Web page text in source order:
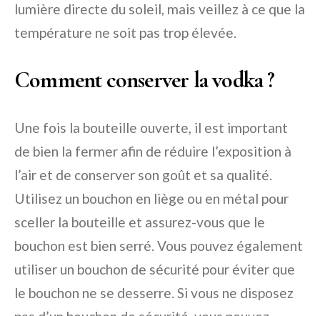
lumière directe du soleil, mais veillez à ce que la
température ne soit pas trop élevée.
Comment conserver la vodka ?
Une fois la bouteille ouverte, il est important
de bien la fermer afin de réduire l’exposition à
l’air et de conserver son goût et sa qualité.
Utilisez un bouchon en liège ou en métal pour
sceller la bouteille et assurez-vous que le
bouchon est bien serré. Vous pouvez également
utiliser un bouchon de sécurité pour éviter que
le bouchon ne se desserre. Si vous ne disposez